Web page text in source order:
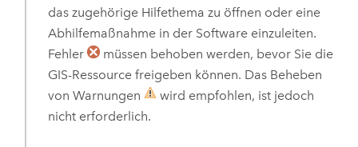
das zugehörige Hilfethema zu öffnen oder eine
Abhilfemaßnahme in der Software einzuleiten.
Fehler
müssen behoben werden, bevor Sie die
GIS-Ressource freigeben können. Das Beheben
von Warnungen
wird empfohlen, ist jedoch
nicht erforderlich.